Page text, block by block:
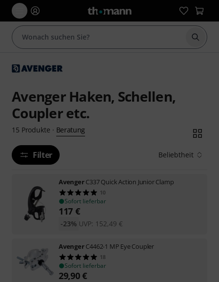
Suche
Avenger Haken, Schellen,
Coupler etc.
15 Produkte · Beratung
Filter Beliebtheit
AvengerC337 Quick Action Junior Clamp
10
Sofort lieferbar
117 €
UVP: 152,49 €
-23%
AvengerC4462-1 MP Eye Coupler
18
Sofort lieferbar
29,90€